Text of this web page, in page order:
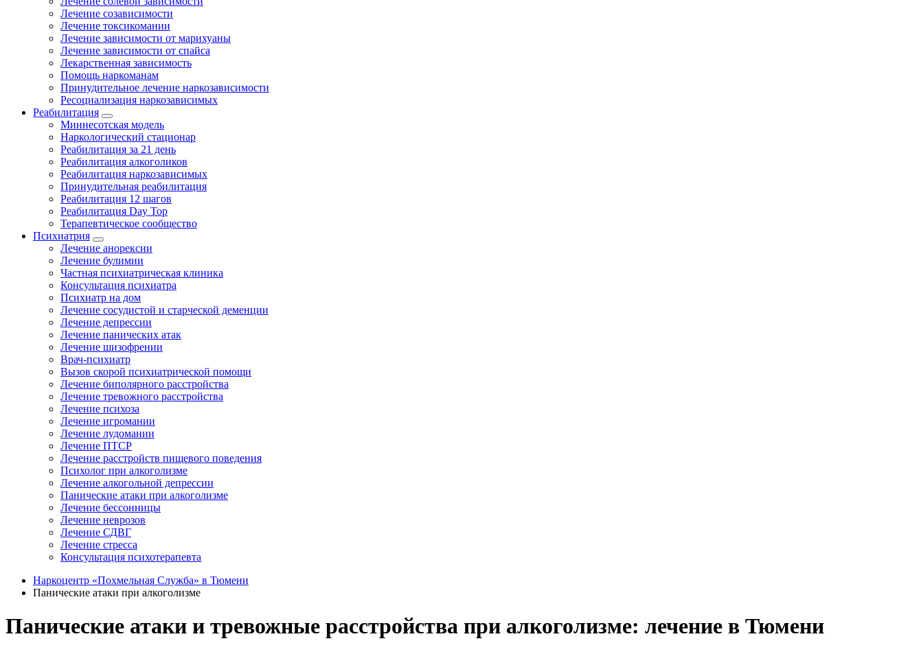
Лечение созависимости
Лечение токсикомании
Лечение зависимости от марихуаны
Лечение зависимости от спайса
Лекарственная зависимость
Помощь наркоманам
Принудительное лечение наркозависимости
Ресоциализация наркозависимых
Реабилитация
Миннесотская модель
Наркологический стационар
Реабилитация за 21 день
Реабилитация алкоголиков
Реабилитация наркозависимых
Принудительная реабилитация
Реабилитация 12 шагов
Реабилитация Day Top
Терапевтическое сообщество
Психиатрия
Лечение анорексии
Лечение булимии
Частная психиатрическая клиника
Консультация психиатра
Психиатр на дом
Лечение сосудистой и старческой деменции
Лечение депрессии
Лечение панических атак
Лечение шизофрении
Врач-психиатр
Вызов скорой психиатрической помощи
Лечение биполярного расстройства
Лечение тревожного расстройства
Лечение психоза
Лечение игромании
Лечение лудомании
Лечение ПТСР
Лечение расстройств пищевого поведения
Психолог при алкоголизме
Лечение алкогольной депрессии
Панические атаки при алкоголизме
Лечение бессонницы
Лечение неврозов
Лечение СДВГ
Лечение стресса
Консультация психотерапевта
Наркоцентр «Похмельная Служба» в Тюмени
Панические атаки при алкоголизме
Панические атаки и тревожные расстройства при алкоголизме: лечение в Тюмени